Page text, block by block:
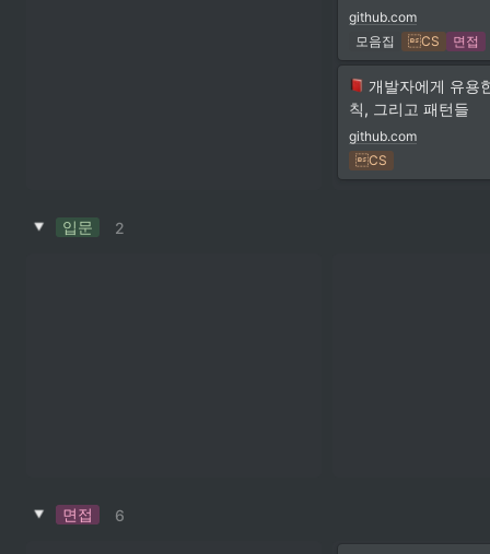
github.com
모음집
CS 면접
개발자에게 유용
칙, 그리고 패턴들
github.com
CS
입문 2
면접 6